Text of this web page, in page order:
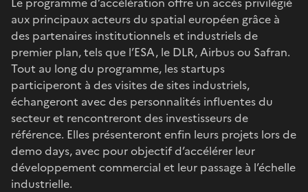
aux principaux acteurs du spatial européen grâce à
des partenaires institutionnels et industriels de
premier plan, tels que l’ESA, le DLR, Airbus ou Safran.
Tout au long du programme, les startups
participeront à des visites de sites industriels,
échangeront avec des personnalités influentes du
secteur et rencontreront des investisseurs de
référence. Elles présenteront enfin leurs projets lors de
demo days, avec pour objectif d’accélérer leur
développement commercial et leur passage à l’échelle
industrielle.